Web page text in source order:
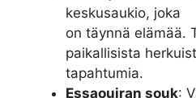
keskusaukio, joka
on täynnä elämää.
paikallisista
tapahtumia.
Essaouiran souk: